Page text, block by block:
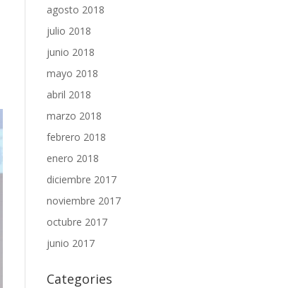
agosto 2018
julio 2018
junio 2018
mayo 2018
abril 2018
marzo 2018
febrero 2018
enero 2018
diciembre 2017
noviembre 2017
octubre 2017
junio 2017
Categories